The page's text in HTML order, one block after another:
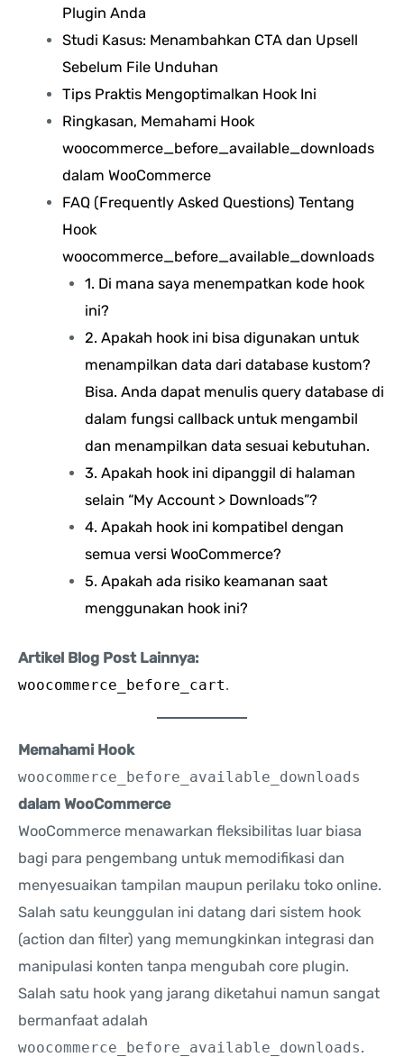
Plugin Anda
Studi Kasus: Menambahkan CTA dan Upsell
Sebelum File Unduhan
Tips Praktis Mengoptimalkan Hook Ini
Ringkasan, Memahami Hook
woocommerce_before_available_downloads
dalam WooCommerce
FAQ (Frequently Asked Questions) Tentang
Hook
woocommerce_before_available_downloads
1. Di mana saya menempatkan kode hook
ini?
2. Apakah hook ini bisa digunakan untuk
menampilkan data dari database kustom?
Bisa. Anda dapat menulis query database di
dalam fungsi callback untuk mengambil
dan menampilkan data sesuai kebutuhan.
3. Apakah hook ini dipanggil di halaman
selain “My Account > Downloads”?
4. Apakah hook ini kompatibel dengan
semua versi WooCommerce?
5. Apakah ada risiko keamanan saat
menggunakan hook ini?
Artikel Blog Post Lainnya:
woocommerce_before_cart.
Memahami Hook
woocommerce_before_available_downloads
dalam WooCommerce
WooCommerce menawarkan fleksibilitas luar biasa
bagi para pengembang untuk memodifikasi dan
menyesuaikan tampilan maupun perilaku toko online.
Salah satu keunggulan ini datang dari sistem hook
(action dan filter) yang memungkinkan integrasi dan
manipulasi konten tanpa mengubah core plugin.
Salah satu hook yang jarang diketahui namun sangat
bermanfaat adalah
woocommerce_before_available_downloads.